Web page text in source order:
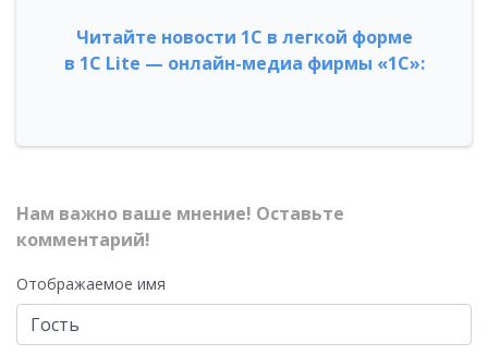
Читайте новости 1С в легкой форме
в 1С Lite — онлайн-медиа фирмы «1С»:
Нам важно ваше мнение! Оставьте
комментарий!
Отображаемое имя